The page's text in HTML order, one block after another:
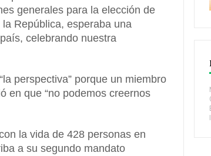
generales para la elección de
República, esperaba una
celebrando nuestra
perspectiva” porque un miembro
en que “no podemos creernos
la vida de 428 personas en
a su segundo mandato